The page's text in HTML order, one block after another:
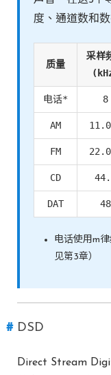
度、通道数和
质量
采样
电话* 8
AM
FM
CD
DAT 48
电话使用m
见第3章）
DSD
Direct Stream